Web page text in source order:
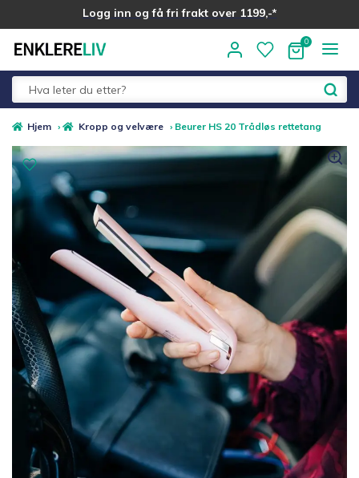
Logg inn og få fri frakt over 1199,-*
Alle kategorier
Fold
Medlemstilbud
Nyheter
Sommer ☀️
Best i test
Merker
Topp 10
Inspirasjon
Fold
ut
Hjem › Kropp og velvære › Beurer HS 20 Trådløs rettetang